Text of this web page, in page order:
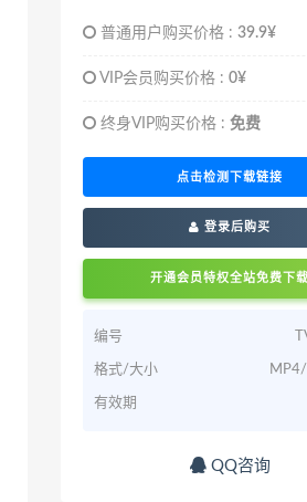
普通用户购买价格 : 39.9¥
VIP会员购买价格 : 0¥
终身VIP购买价格 : 免费
点击检测下载链接
登录后购买
开通会员特权全站免费下载
编号
格式/大小
有效期
QQ咨询